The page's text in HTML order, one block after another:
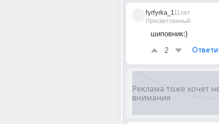
fyrfyrka_1
Просветленный
11лет
шиповник:)
2